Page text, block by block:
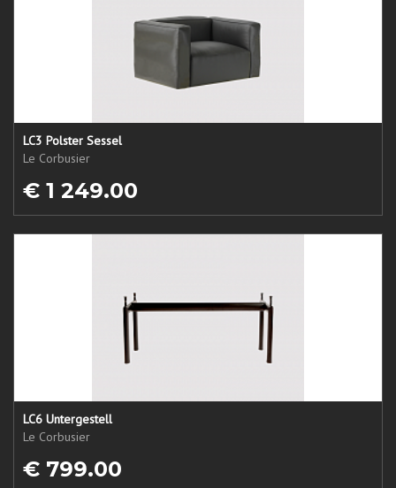
LC3 Polster Sessel
Le Corbusier
€ 1 249.00
LC6 Untergestell
Le Corbusier
€ 799.00